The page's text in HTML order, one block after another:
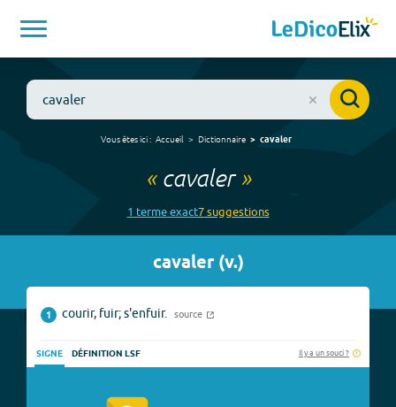
Vous êtes ici : Accueil Dictionnaire cavaler
« cavaler»
1 termeexact7suggestions
cavaler(v.)
1 courir, fuir; s'enfuir. source
SIGNE DÉFINITION LSF Il y a un souci ?